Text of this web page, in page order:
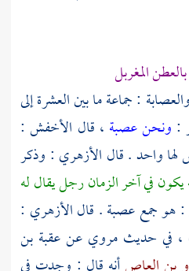
المغربل
: جماعة ما بين العشرة إلى
: ونحن عصبة ، قال الأخفش :
لها واحد . قال الأزهري : وذكر
يكون في آخر الزمان رجل يقال له
: هو جمع عصبة . قالالأزهري :
، في حديث مروي عنعقبة بن